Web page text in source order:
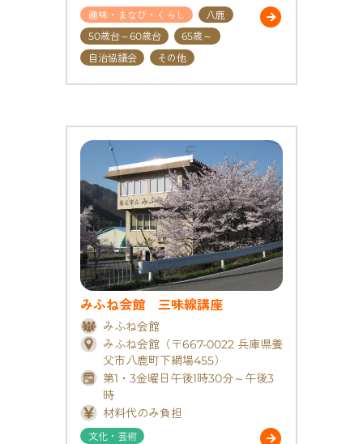
趣味・まなび・くらし
八鹿
50歳台～60歳台
65歳～
自治協議会
その他
みふね会館 三味線講座
みふね会館
みふね会館（〒667-0022 兵庫県養
父市八鹿町下網場455）
第1・3金曜日午後1時30分～午後3
時
材料代のみ負担
文化・芸術